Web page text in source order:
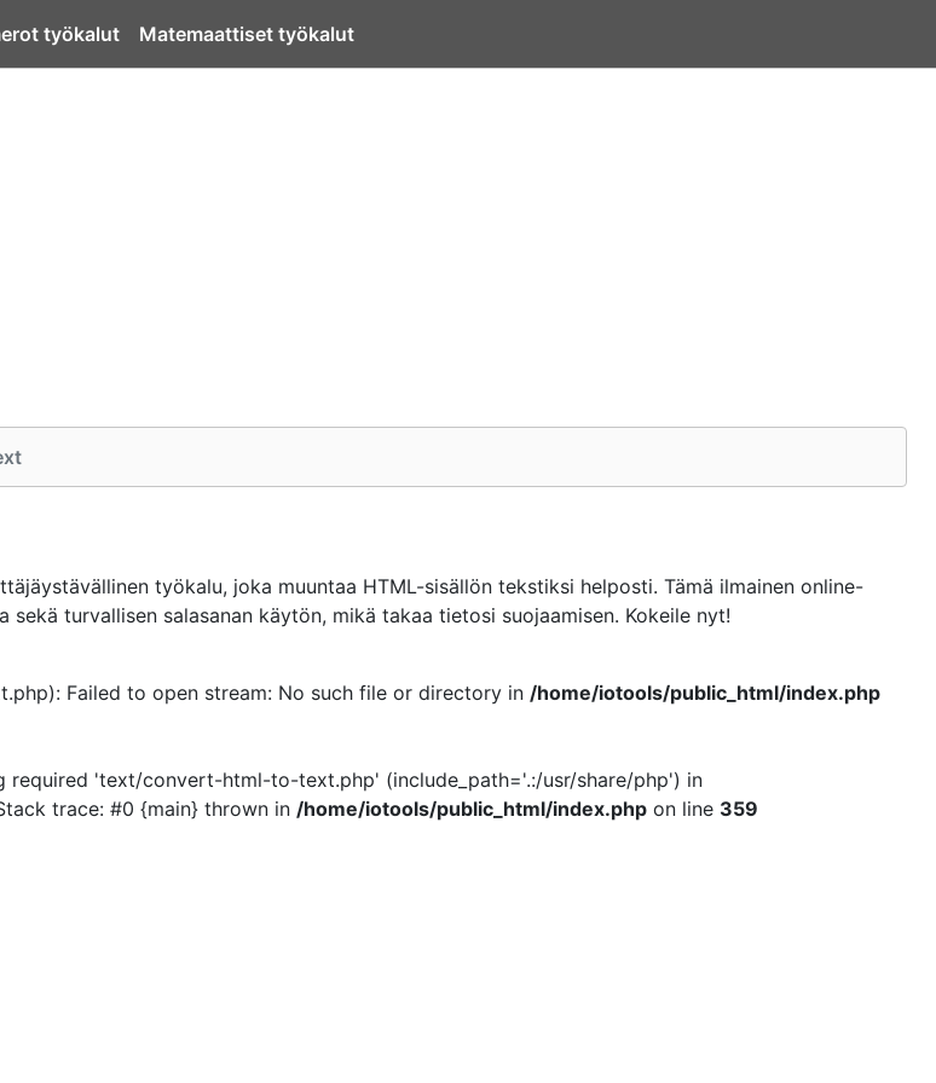
työkalut Matemaattiset työkalut
työkalu, joka muuntaa HTML-sisällön tekstiksi helposti. Tämä ilmainen online-
turvallisen salasanan käytön, mikä takaa tietosi suojaamisen. Kokeile nyt!
Failed to open stream: No such file or directory in /home/iotools/public_html/index.php
required 'text/convert-html-to-text.php' (include_path='.:/usr/share/php') in
trace: #0 {main} thrown in /home/iotools/public_html/index.php on line 359